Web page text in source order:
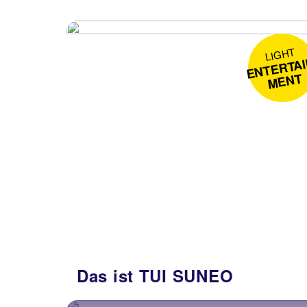
LIGHT
NT
Das ist TUI SUNEO